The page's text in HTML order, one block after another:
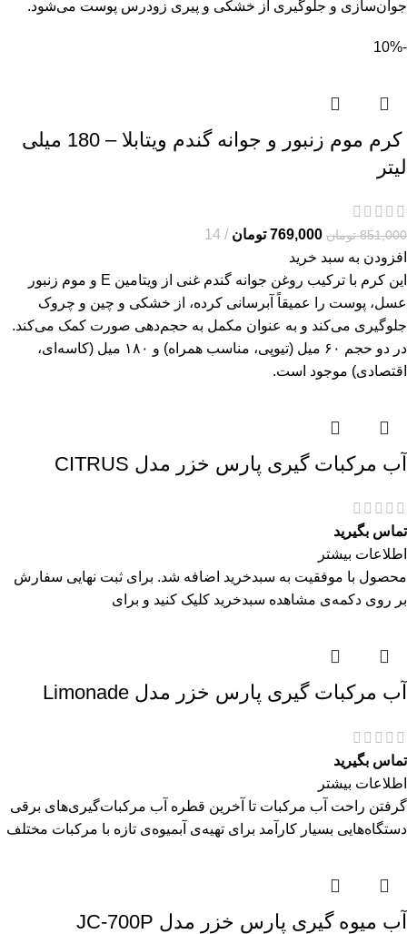
جوان‌سازی و جلوگیری از خشکی و پیری زودرس پوست می‌شود.
-10%
کرم موم زنبور و جوانه گندم ویتابلا – 180 میلی
لیتر
851,000 تومان 769,000 تومان
14
افزودن به سبد خرید
این کرم با ترکیب روغن جوانه گندم غنی از ویتامین E و موم زنبور
عسل، پوست را عمیقاً آبرسانی کرده، از خشکی و چین و چروک
جلوگیری می‌کند و به عنوان مکمل به حجم‌دهی صورت کمک می‌کند.
در دو حجم ۶۰ میل (تیوپی، مناسب همراه) و ۱۸۰ میل (کاسه‌ای،
اقتصادی) موجود است.
آب مرکبات گیری پارس خزر مدل CITRUS
تماس بگیرید
اطلاعات بیشتر
محصول با موفقیت به سبدخرید اضافه شد. برای ثبت نهایی سفارش
بر روی دکمه‌ی مشاهده سبدخرید کلیک کنید و برای
آب مرکبات گیری پارس خزر مدل Limonade
تماس بگیرید
اطلاعات بیشتر
گرفتن راحت آب مرکبات تا آخرین قطره آب مرکبات‌گیری‌های برقی
دستگاه‌هایی بسیار کارآمد برای تهیه‌ی آبمیوه‌ی تازه با مرکبات مختلف
آب میوه گیری پارس خزر مدل JC-700P